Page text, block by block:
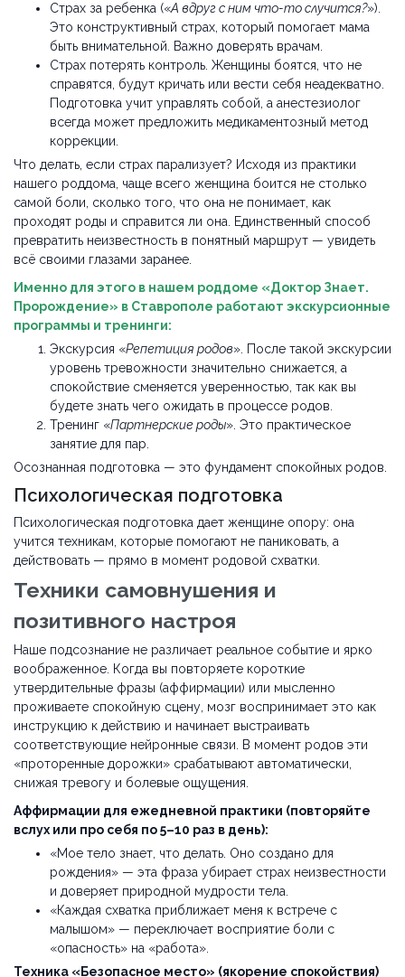
Страх за ребенка («А вдруг с ним что-то случится?»).
Это конструктивный страх, который помогает мама
быть внимательной. Важно доверять врачам.
Страх потерять контроль. Женщины боятся, что не
справятся, будут кричать или вести себя неадекватно.
Подготовка учит управлять собой, а анестезиолог
всегда может предложить медикаментозный метод
коррекции.
Что делать, если страх парализует? Исходя из практики
нашего роддома, чаще всего женщина боится не столько
самой боли, сколько того, что она не понимает, как
проходят роды и справится ли она. Единственный способ
превратить неизвестность в понятный маршрут — увидеть
всё своими глазами заранее.
Именно для этого в нашем роддоме «Доктор Знает.
Пророждение» в Ставрополе работают экскурсионные
программы и тренинги:
Экскурсия «Репетиция родов». После такой экскурсии
уровень тревожности значительно снижается, а
спокойствие сменяется уверенностью, так как вы
будете знать чего ожидать в процессе родов.
Тренинг «Партнерские роды». Это практическое
занятие для пар.
Осознанная подготовка — это фундамент спокойных родов.
Психологическая подготовка
Психологическая подготовка дает женщине опору: она
учится техникам, которые помогают не паниковать, а
действовать — прямо в момент родовой схватки.
Техники самовнушения и
позитивного настроя
Наше подсознание не различает реальное событие и ярко
воображенное. Когда вы повторяете короткие
утвердительные фразы (аффирмации) или мысленно
проживаете спокойную сцену, мозг воспринимает это как
инструкцию к действию и начинает выстраивать
соответствующие нейронные связи. В момент родов эти
«проторенные дорожки» срабатывают автоматически,
снижая тревогу и болевые ощущения.
Аффирмации для ежедневной практики (повторяйте
вслух или про себя по 5–10 раз в день):
«Мое тело знает, что делать. Оно создано для
рождения» — эта фраза убирает страх неизвестности
и доверяет природной мудрости тела.
«Каждая схватка приближает меня к встрече с
малышом» — переключает восприятие боли с
«опасность» на «работа».
Техника «Безопасное место» (якорение спокойствия)